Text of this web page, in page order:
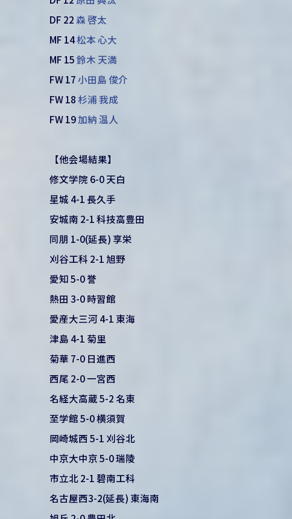
DF 22 森 啓太
MF 14松本 心大
MF 15鈴木 天満
FW 17小田島 俊介
FW 18 杉浦 我成
FW 19加納 温人
【他会場結果】
修文学院 6-0 天白
星城 4-1 長久手
安城南 2-1 科技高豊田
同朋 1-0(延長) 享栄
刈谷工科 2-1 旭野
愛知 5-0 誉
熱田 3-0 時習館
愛産大三河 4-1 東海
津島 4-1 菊里
菊華 7-0 日進西
西尾 2-0 一宮西
名経大高蔵 5-2 名東
至学館 5-0 横須賀
岡崎城西 5-1 刈谷北
中京大中京 5-0 瑞陵
市立北 2-1 碧南工科
名古屋西3-2(延長) 東海南